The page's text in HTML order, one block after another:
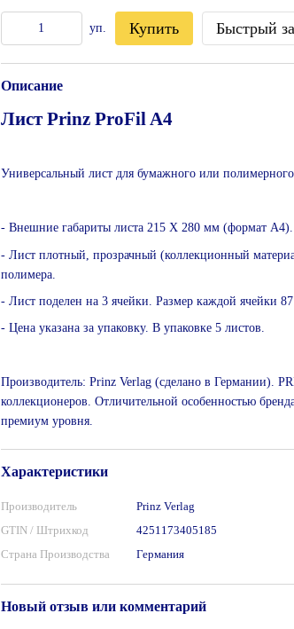
уп. Купить Быстрый
Описание
Лист Prinz ProFil A4
Универсальный лист для бумажного или
- Внешние габариты листа 215 Х 280 мм (формат А4).
- Лист плотный, прозрачный (коллекционный
полимера.
- Лист поделен на 3 ячейки. Размер каждой ячейки
- Цена указана за упаковку. В упаковке 5 листов.
Производитель: Prinz Verlag (сделано в Германии).
коллекционеров. Отличительной особенностью
премиум уровня.
Характеристики
Производитель
Prinz Verlag
GTIN / Штрихкод
4251173405185
Страна Производства
Германия
Новый отзыв или комментарий